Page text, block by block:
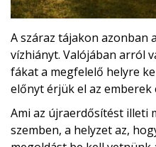
A száraz tájakon azonban
vízhiányt. Valójában arról
fákat a megfelelő helyre
előnyt érjük el az emberek
Ami az újraerdősítést illeti
szemben, a helyzet az,